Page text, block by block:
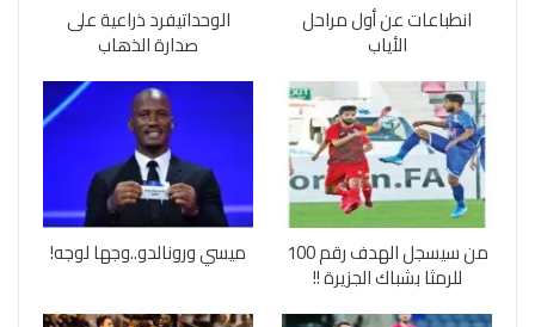
انطباعات عن أول مراحل
الأياب
الوحداتيفرد ذراعية على
صدارة الذهاب
من سيسجل الهدف رقم 100
للرمثا بشباك الجزيرة !!
ميسي ورونالدو..وجها لوجه!